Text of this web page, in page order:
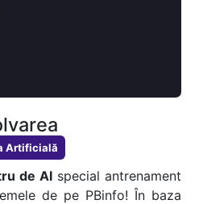
Artificială
de AIspecial antrenament
de pe PBinfo! În baza